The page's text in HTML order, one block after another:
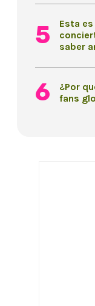
Esta
saber
¿Por
fans